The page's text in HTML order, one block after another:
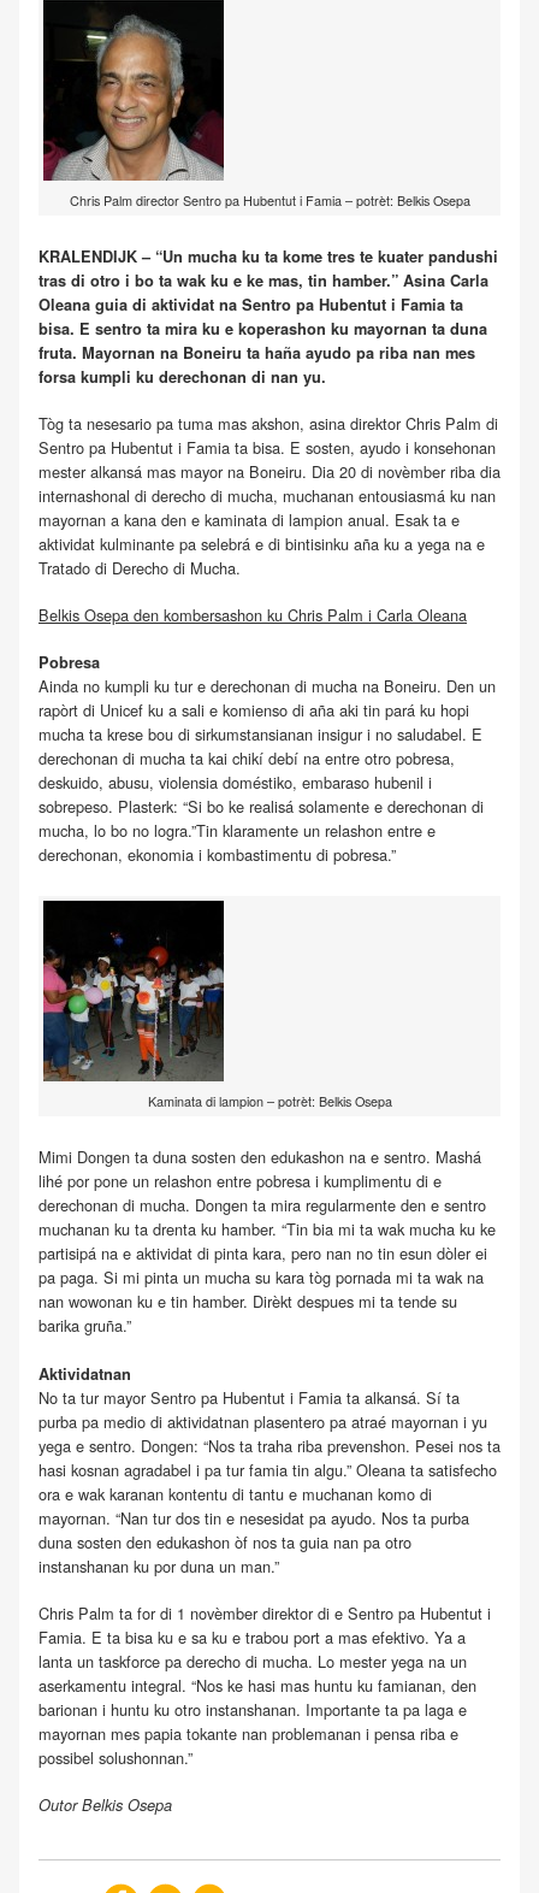
Chris Palm director Sentro pa Hubentut i Famia – potrèt: Belkis Osepa
KRALENDIJK – “Un mucha ku ta kome tres te kuater pandushi
tras di otro i bo ta wak ku e ke mas, tin hamber.” Asina Carla
Oleana guia di aktividat na Sentro pa Hubentut i Famia ta
bisa. E sentro ta mira ku e koperashon ku mayornan ta duna
fruta. Mayornan na Boneiru ta haña ayudo pa riba nan mes
forsa kumpli ku derechonan di nan yu.
Tòg ta nesesario pa tuma mas akshon, asina direktor Chris Palm di
Sentro pa Hubentut i Famia ta bisa. E sosten, ayudo i konsehonan
mester alkansá mas mayor na Boneiru. Dia 20 di novèmber riba dia
internashonal di derecho di mucha, muchanan entousiasmá ku nan
mayornan a kana den e kaminata di lampion anual. Esak ta e
aktividat kulminante pa selebrá e di bintisinku aña ku a yega na e
Tratado di Derecho di Mucha.
Belkis Osepa den kombersashon ku Chris Palm i Carla Oleana
Pobresa
Ainda no kumpli ku tur e derechonan di mucha na Boneiru. Den un
rapòrt di Unicef ku a sali e komienso di aña aki tin pará ku hopi
mucha ta krese bou di sirkumstansianan insigur i no saludabel. E
derechonan di mucha ta kai chikí debí na entre otro pobresa,
deskuido, abusu, violensia doméstiko, embaraso hubenil i
sobrepeso. Plasterk: “Si bo ke realisá solamente e derechonan di
mucha, lo bo no logra.”Tin klaramente un relashon entre e
derechonan, ekonomia i kombastimentu di pobresa.”
Kaminata di lampion – potrèt: Belkis Osepa
Mimi Dongen ta duna sosten den edukashon na e sentro. Mashá
lihé por pone un relashon entre pobresa i kumplimentu di e
derechonan di mucha. Dongen ta mira regularmente den e sentro
muchanan ku ta drenta ku hamber. “Tin bia mi ta wak mucha ku ke
partisipá na e aktividat di pinta kara, pero nan no tin esun dòler ei
pa paga. Si mi pinta un mucha su kara tòg pornada mi ta wak na
nan wowonan ku e tin hamber. Dirèkt despues mi ta tende su
barika gruña.”
Aktividatnan
No ta tur mayor Sentro pa Hubentut i Famia ta alkansá. Sí ta
purba pa medio di aktividatnan plasentero pa atraé mayornan i yu
yega e sentro. Dongen: “Nos ta traha riba prevenshon. Pesei nos ta
hasi kosnan agradabel i pa tur famia tin algu.” Oleana ta satisfecho
ora e wak karanan kontentu di tantu e muchanan komo di
mayornan. “Nan tur dos tin e nesesidat pa ayudo. Nos ta purba
duna sosten den edukashon òf nos ta guia nan pa otro
instanshanan ku por duna un man.”
Chris Palm ta for di 1 novèmber direktor di e Sentro pa Hubentut i
Famia. E ta bisa ku e sa ku e trabou port a mas efektivo. Ya a
lanta un taskforce pa derecho di mucha. Lo mester yega na un
aserkamentu integral. “Nos ke hasi mas huntu ku famianan, den
barionan i huntu ku otro instanshanan. Importante ta pa laga e
mayornan mes papia tokante nan problemanan i pensa riba e
possibel solushonnan.”
Outor Belkis Osepa